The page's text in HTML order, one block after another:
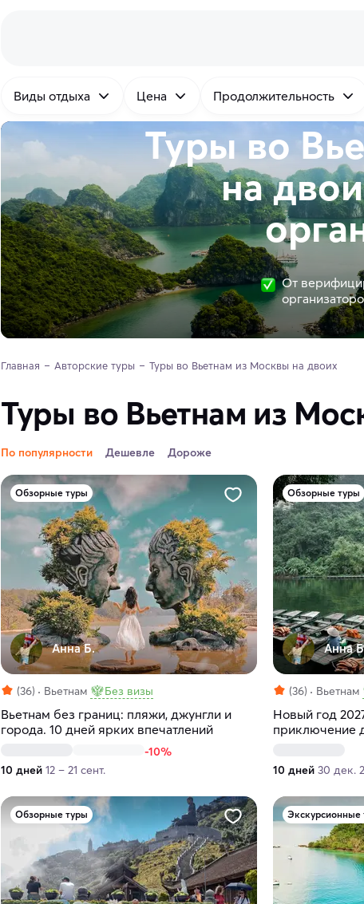
Виды отдыха Цена Продолжительность
Туры во
на
От
Главная Авторские туры Туры во Вьетнам из Москвы на двоих
Туры во Вьетнам из
По популярности Дешевле Дороже
Обзорные туры
Анна Б.
(36) Вьетнам Без визы
Вьетнам без границ: пляжи, джунгли и
города. 10 дней ярких впечатлений
-10%
10 дней 12 – 21 сент.
Обзорные туры
Анна
(36) Вьетнам
Новый год
приключение
10 дней 30 дек.
Обзорные туры Экскурсионные